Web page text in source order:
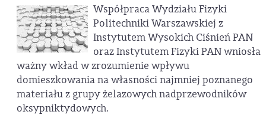
Współpraca Wydziału Fizyki
Politechniki Warszawskiej z
Instytutem Wysokich Ciśnień PAN
oraz Instytutem Fizyki PAN wniosła
ważny wkład w zrozumienie wpływu
domieszkowania na własności najmniej poznanego
materiału z grupy żelazowych nadprzewodników
oksypniktydowych.